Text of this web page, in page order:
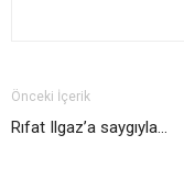
Önceki İçerik
Rıfat Ilgaz’a saygıyla…